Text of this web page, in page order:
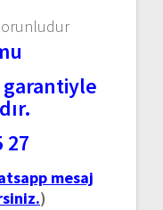
27
mesaj
)